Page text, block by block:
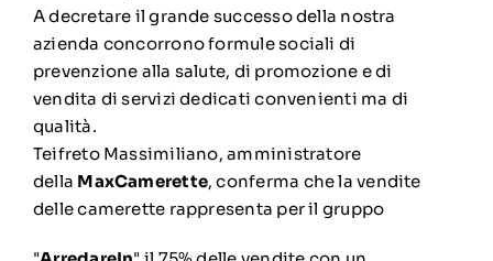
A decretare il grande successo della nostra
azienda concorrono formule sociali di
prevenzione alla salute, di promozione e di
vendita di servizi dedicati convenienti ma di
qualità.
Teifreto Massimiliano, amministratore
della MaxCamerette, conferma che la vendite
delle camerette rappresenta per il gruppo